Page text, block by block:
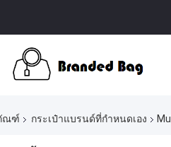
ณฑ์ กระเป๋าแบรนด์ที่กำหนดเอง